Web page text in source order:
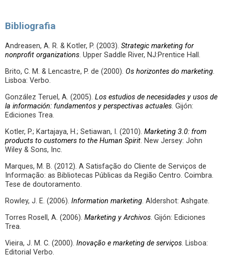
Bibliografia
Andreasen, A. R. & Kotler, P. (2003). Strategic marketing for
nonprofit organizations. Upper Saddle River, NJ:Prentice Hall.
Brito, C. M. & Lencastre, P. de (2000). Os horizontes do marketing.
Lisboa: Verbo.
González Teruel, A. (2005). Los estudios de necesidades y usos de
la información: fundamentos y perspectivas actuales. Gijón:
Ediciones Trea.
Kotler, P.; Kartajaya, H.; Setiawan, I. (2010). Marketing 3.0: from
products to customers to the Human Spirit. New Jersey: John
Wiley & Sons, Inc.
Marques, M. B. (2012). A Satisfação do Cliente de Serviços de
Informação: as Bibliotecas Públicas da Região Centro. Coimbra.
Tese de doutoramento.
Rowley, J. E. (2006). Information marketing. Aldershot: Ashgate.
Torres Rosell, A. (2006). Marketing y Archivos. Gijón: Ediciones
Trea.
Vieira, J. M. C. (2000). Inovação e marketing de serviços. Lisboa:
Editorial Verbo.